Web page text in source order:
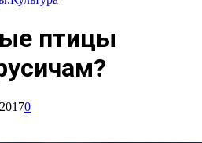
птицы
0